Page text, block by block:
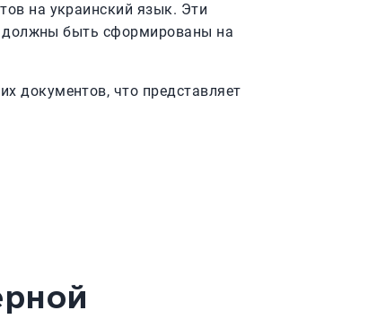
на украинский язык. Эти
должны быть сформированы на
документов, что представляет